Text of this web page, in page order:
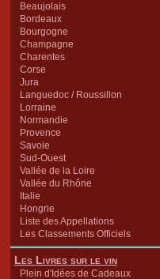
Beaujolais
Bordeaux
Bourgogne
Champagne
Charentes
Corse
Jura
Languedoc / Roussillon
Lorraine
Normandie
Provence
Savoie
Sud-Ouest
Vallée de la Loire
Vallée du Rhône
Italie
Hongrie
Liste des Appellations
Les Classements Officiels
Les Livres sur le vin
Plein d'Idées de Cadeaux